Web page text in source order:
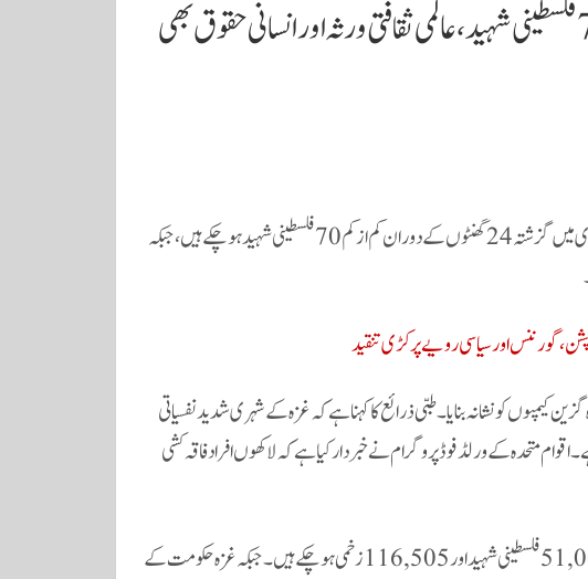
غزہ پر اسرائیلی بربریت جاری: 24 گھنٹوں میں 70 فلسطینی شہید، عالمی ثقافتی ورثہ اور انسانی حقوق بھی
غزہ — غزہ پر اسرائیلی فورسز کی تازہ ترین وحشیانہ بمباری میں گزشتہ 24 گھنٹوں کے دوران کم از کم 70 فلسطینی شہید ہو چکے ہیں، جبکہ
گورننس اور سیاسی رویے پر کڑی تنقید
کیمپوں کو نشانہ بنایا۔ طبی ذرائع کا کہنا ہے کہ غزہ کے شہری شدید نفسیاتی
متحدہ کے ورلڈ فوڈ پروگرام نے خبردار کیا ہے کہ لاکھوں افراد فاقہ کشی
غزہ کی وزارت صحت کے مطابق، اسرائیل کی 18 ماہ سے جاری جنگ میں 51,065 فلسطینی شہید اور 116,505 زخمی ہو چکے ہیں۔ جبکہ غزہ حکومت کے